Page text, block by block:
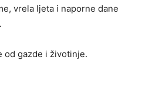
vrela ljeta i naporne dane
od gazde i životinje.